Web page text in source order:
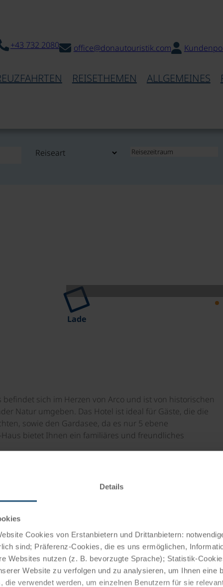
Details
Cookies von Erstanbietern und Drittanbietern:
sind; Präferenz-Cookies, die es uns ermöglichen,
Websites nutzen (z. B. bevorzugte Sprache); Statistik-
Website zu verfolgen und zu analysieren, um Ihnen eine
die verwendet werden, um einzelnen Benutzern für sie
+43 732 2080 office@donautouristik.com
REISETHEMEN ALLGEMEINES
Lade
befindet sich im Herzen von Arco und ist von historischen
Natur umgeben. Das Hotel ist ideal für Gäste, die die
sowie den Gardasee, da es nur 5 ebene
Haus bietet Ihnen ein familiäres und freundliches
Komfort und sind perfekte Rückzugsorte nach
verfügen über Annehmlichkeiten wie
TV, sowie teilweise über einen Balkon.
über ein hervorragendes Restaurant, das köstliche
frische lokale Zutaten und eine vielfältige Speisekarte